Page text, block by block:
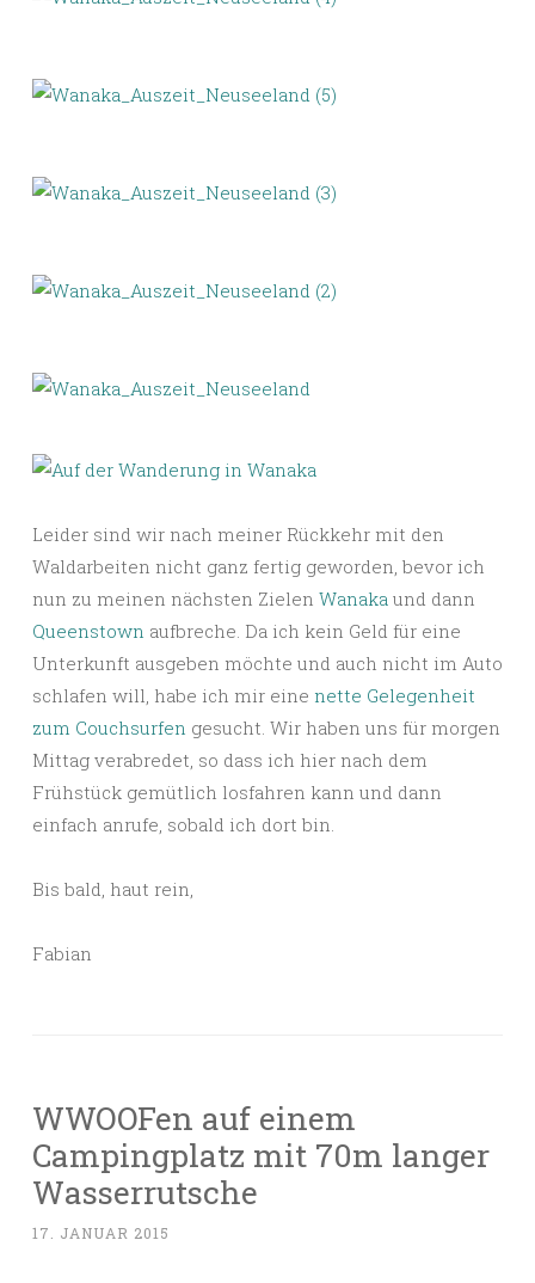
Leider sind wir nach meiner Rückkehr mit den
Waldarbeiten nicht ganz fertig geworden, bevor ich
nun zu meinen nächsten Zielen Wanaka und dann
Queenstown aufbreche. Da ich kein Geld für eine
Unterkunft ausgeben möchte und auch nicht im Auto
schlafen will, habe ich mir eine nette Gelegenheit
zum Couchsurfen gesucht. Wir haben uns für morgen
Mittag verabredet, so dass ich hier nach dem
Frühstück gemütlich losfahren kann und dann
einfach anrufe, sobald ich dort bin.
Bis bald, haut rein,
Fabian
WWOOFen auf einem
Campingplatz mit 70m langer
Wasserrutsche
17. JANUAR 2015